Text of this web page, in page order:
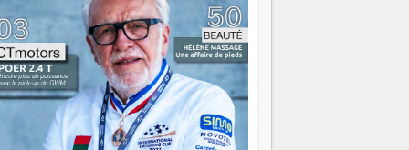
on pourrait s'arrêter là, applaudir et
chez soi satisfait. Mais ce serait
à côté d'une chose essentielle. La
ça brûle fort — et parfois, ça brûle
Une flamme sans direction peut
autant qu'elle peut consumer. C'est
que les aînés entrent en scène — pas
reprendre le gouvernail, mais pour
où sont les récifs. Les jeunes ont la